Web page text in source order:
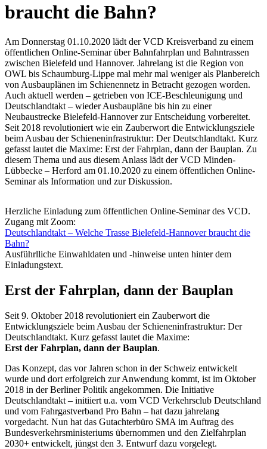
braucht die Bahn?
Am Donnerstag 01.10.2020 lädt der VCD Kreisverband zu einem
öffentlichen Online-Seminar über Bahnfahrplan und Bahntrassen
zwischen Bielefeld und Hannover. Jahrelang ist die Region von
OWL bis Schaumburg-Lippe mal mehr mal weniger als Planbereich
von Ausbauplänen im Schienennetz in Betracht gezogen worden.
Auch aktuell werden – getrieben von ICE-Beschleunigung und
Deutschlandtakt – wieder Ausbaupläne bis hin zu einer
Neubaustrecke Bielefeld-Hannover zur Entscheidung vorbereitet.
Seit 2018 revolutioniert wie ein Zauberwort die Entwicklungsziele
beim Ausbau der Schieneninfrastruktur: Der Deutschlandtakt. Kurz
gefasst lautet die Maxime: Erst der Fahrplan, dann der Bauplan. Zu
diesem Thema und aus diesem Anlass lädt der VCD Minden-
Lübbecke – Herford am 01.10.2020 zu einem öffentlichen Online-
Seminar als Information und zur Diskussion.
Herzliche Einladung zum öffentlichen Online-Seminar des VCD.
Zugang mit Zoom:
Deutschlandtakt – Welche Trasse Bielefeld-Hannover braucht die
Bahn?
Ausführlliche Einwahldaten und -hinweise unten hinter dem
Einladungstext.
Erst der Fahrplan, dann der Bauplan
Seit 9. Oktober 2018 revolutioniert ein Zauberwort die
Entwicklungsziele beim Ausbau der Schieneninfrastruktur: Der
Deutschlandtakt. Kurz gefasst lautet die Maxime:
Erst der Fahrplan, dann der Bauplan.
Das Konzept, das vor Jahren schon in der Schweiz entwickelt
wurde und dort erfolgreich zur Anwendung kommt, ist im Oktober
2018 in der Berliner Politik angekommen. Die Initiative
Deutschlandtakt – initiiert u.a. vom VCD Verkehrsclub Deutschland
und vom Fahrgastverband Pro Bahn – hat dazu jahrelang
vorgedacht. Nun hat das Gutachterbüro SMA im Auftrag des
Bundesverkehrsministeriums übernommen und den Zielfahrplan
2030+ entwickelt, jüngst den 3. Entwurf dazu vorgelegt.